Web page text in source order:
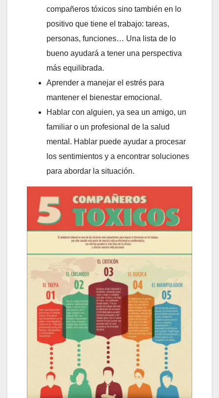
compañeros tóxicos sino también en lo
positivo que tiene el trabajo: tareas,
personas, funciones… Una lista de lo
bueno ayudará a tener una perspectiva
más equilibrada.
Aprender a manejar el estrés para
mantener el bienestar emocional.
Hablar con alguien, ya sea un amigo, un
familiar o un profesional de la salud
mental. Hablar puede ayudar a procesar
los sentimientos y a encontrar soluciones
para abordar la situación.